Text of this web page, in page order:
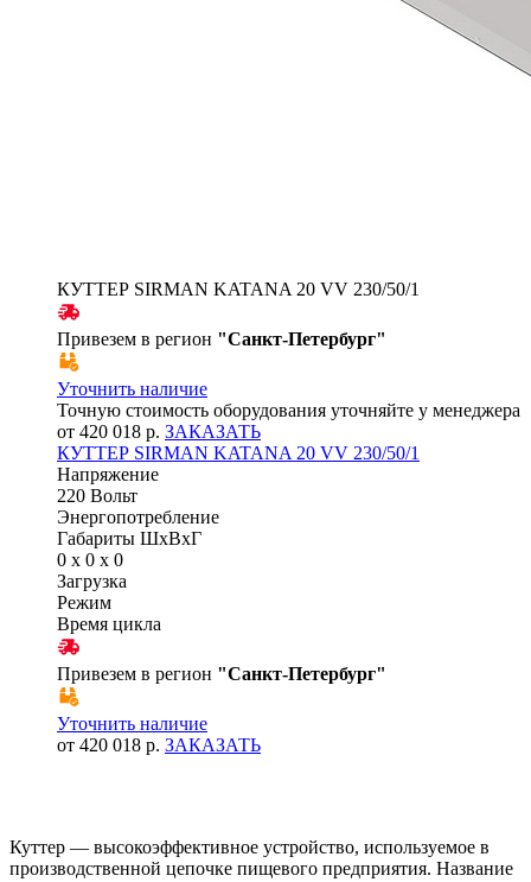
КУТТЕР SIRMAN KATANA 20 VV 230/50/1
Привезем в регион "Санкт-Петербург"
Уточнить наличие
Точную стоимость оборудования уточняйте у менеджера
от 420 018 р. ЗАКАЗАТЬ
КУТТЕР SIRMAN KATANA 20 VV 230/50/1
Напряжение
220 Вольт
Энергопотребление
Габариты ШхВхГ
0 x 0 x 0
Загрузка
Режим
Время цикла
Привезем в регион "Санкт-Петербург"
Уточнить наличие
от 420 018 р. ЗАКАЗАТЬ
Куттер — высокоэффективное устройство, используемое в
производственной цепочке пищевого предприятия. Название